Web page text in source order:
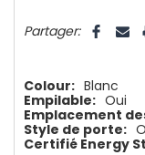
Partager:
Colour: Blanc
Empilable: Oui
Emplacement
Style de porte:
Certifié Energy